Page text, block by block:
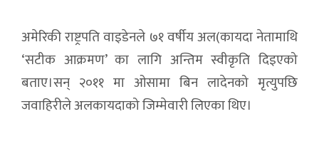
अमेरिकी राष्ट्रपति वाइडेनले ७१ वर्षीय अल(कायदा नेतामाथि
‘सटीक आक्रमण’ का लागि अन्तिम स्वीकृति दिइएको
बताए।सन् २०११ मा ओसामा बिन लादेनको मृत्युपछि
जवाहिरीले अलकायदाको जिम्मेवारी लिएका थिए।